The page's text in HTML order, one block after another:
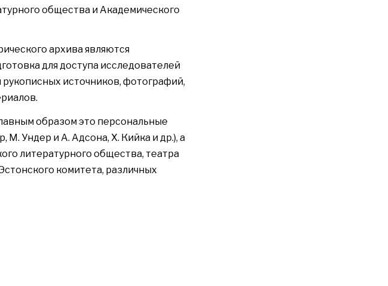
общества и Академического
архива являются
для доступа исследователей
рукописных источников, фотографий,
образом это персональные
М. Ундер и А. Адсона, Х. Кийка и др.), а
литературного общества, театра
комитета, различных